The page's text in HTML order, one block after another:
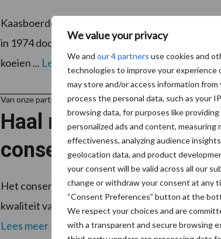
We value your privacy
We and our 4 partners use cookies and
technologies to improve your experience
may store and/or access information from
process the personal data, such as your
browsing data, for purposes like
personalized ads and content, measuring
effectiveness, analyzing audience
geolocation data, and product
your consent will be valid across all our
change or withdraw your consent at any
“Consent Preferences” button at the
We respect your choices and are
with a transparent and secure browsing
Kaasboerderij Berkhout in de Gouwe (tussen
in 1974 door moeder Afra en ondertussen
koeien ... Lees meer
Van onze partner Barenbrug
Haal meer uit je
conserveringsproces
Het conserveringsproces van ruwvoer is
kwaliteit van je ruwvoer te optimaliseren.
Lees meer